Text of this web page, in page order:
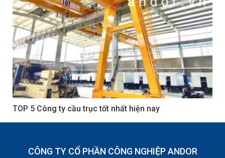
TOP 5 Công ty cầu trục tốt nhất hiện nay
CÔNG TY CỔ PHẦN CÔNG NGHIỆP ANDOR